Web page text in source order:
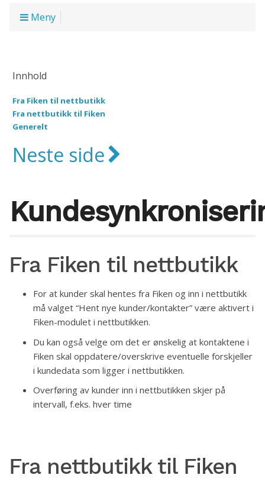
Meny
Innhold
Fra Fiken til nettbutikk
Fra nettbutikk til Fiken
Generelt
Neste side
Fra Fiken til nettbutikk
For at kunder skal hentes fra Fiken og inn i nettbutikk
må valget “Hent nye kunder/kontakter” være aktivert i
Fiken-modulet i nettbutikken.
Du kan også velge om det er ønskelig at kontaktene i
Fiken skal oppdatere/overskrive eventuelle forskjeller
i kundedata som ligger i nettbutikken.
Overføring av kunder inn i nettbutikken skjer på
intervall, f.eks. hver time
Fra nettbutikk til Fiken